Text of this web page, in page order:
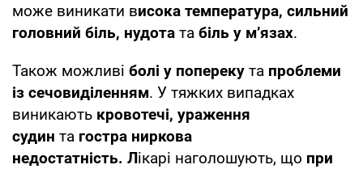
може виникати висока температура, сильний
головний біль, нудота та біль у м’язах.
Також можливі болі у попереку та проблеми
із сечовиділенням. У тяжких випадках
виникають кровотечі, ураження
судин та гостра ниркова
недостатність. Лікарі наголошують, що при